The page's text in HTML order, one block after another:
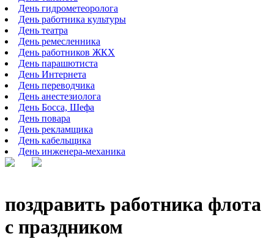
День гидрометеоролога
День работника культуры
День театра
День ремесленника
День работников ЖКХ
День парашютиста
День Интернета
День переводчика
День анестезиолога
День Босса, Шефа
День повара
День рекламщика
День кабельщика
День инженера-механика
поздравить работника флота
с праздником